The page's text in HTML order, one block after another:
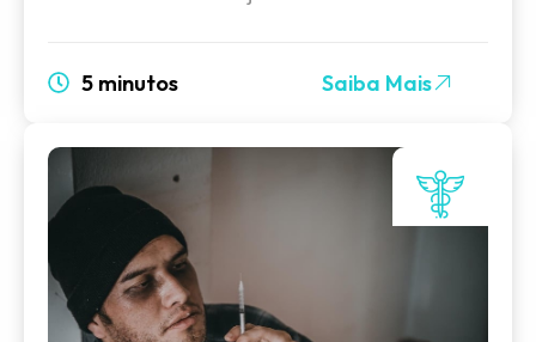
5 minutos Saiba Mais